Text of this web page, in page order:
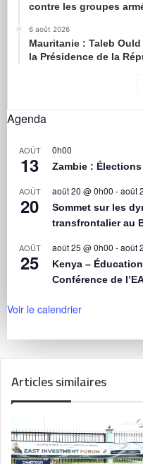
contre les groupes
6 août 2026
Mauritanie : Taleb
la Présidence de la
Agenda
AOÛT
13
0h00
Zambie :
AOÛT
20
août 20 @ 0h00 -août
Sommet sur les
transfrontalier au
AOÛT
25
août 25 @ 0h00 -août
Kenya –
Conférence de
Voir le calendrier
Articles similaires